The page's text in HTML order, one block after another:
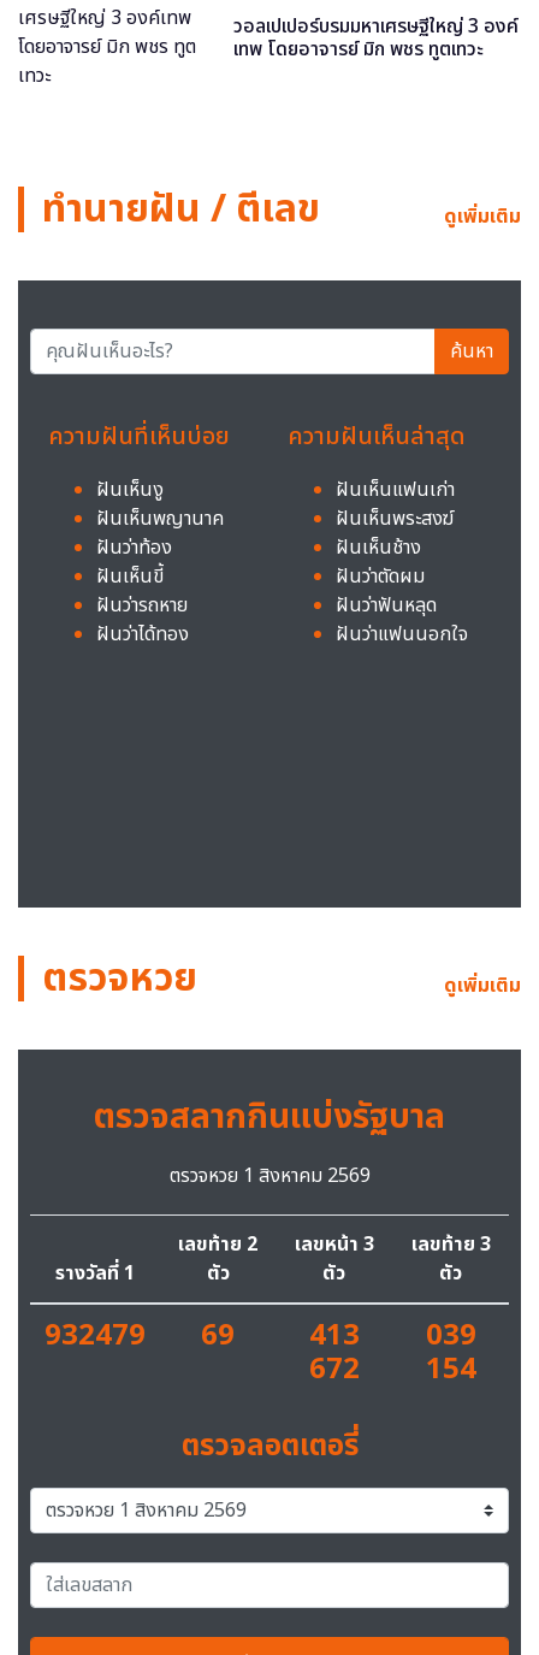
วอลเปเปอร์บรมมหาเศรษฐีใหญ่ 3 องค์
เทพ โดยอาจารย์ มิก พชร ทูตเทวะ
ทำนายฝัน / ตีเลข ดูเพิ่มเติม
ค้นหา
ความฝันที่เห็นบ่อย
ฝันเห็นงู
ฝันเห็นพญานาค
ฝันว่าท้อง
ฝันเห็นขี้
ฝันว่ารถหาย
ฝันว่าได้ทอง
ความฝันเห็นล่าสุด
ฝันเห็นแฟนเก่า
ฝันเห็นพระสงฆ์
ฝันเห็นช้าง
ฝันว่าตัดผม
ฝันว่าฟันหลุด
ฝันว่าแฟนนอกใจ
ตรวจหวย ดูเพิ่มเติม
ตรวจสลากกินแบ่งรัฐบาล
ตรวจหวย 1 สิงหาคม 2569
รางวัลที่ 1
เลขท้าย 2
ตัว
เลขหน้า 3
ตัว
เลขท้าย 3
ตัว
932479 69 413
672
039
154
ตรวจลอตเตอรี่